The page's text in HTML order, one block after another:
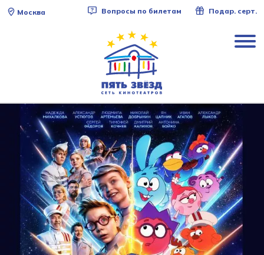
Москва Вопросы по билетам Подар. серт.